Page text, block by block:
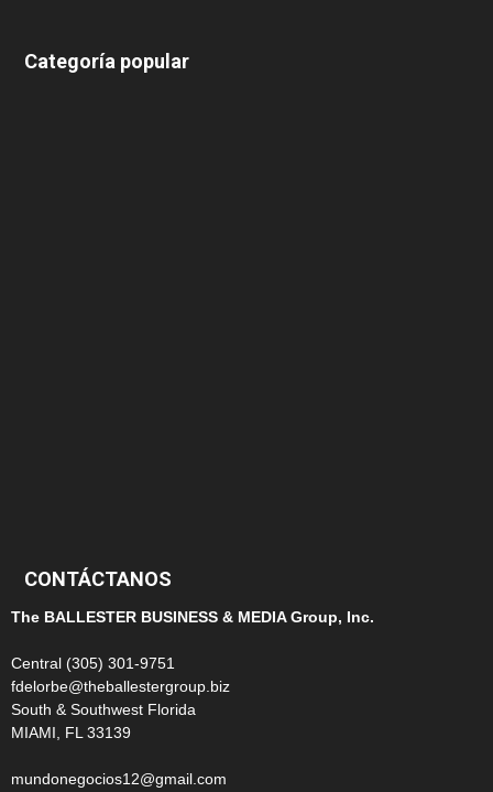
Categoría popular
CONTÁCTANOS
The BALLESTER BUSINESS & MEDIA Group, Inc.
Central (305) 301-9751
fdelorbe@theballestergroup.biz
South & Southwest Florida
MIAMI, FL 33139
mundonegocios12@gmail.com